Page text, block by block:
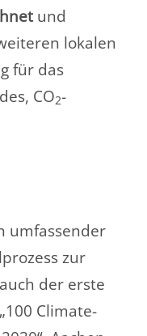
und
lokalen
für das
CO2-
umfassender
zur
der erste
Climate-